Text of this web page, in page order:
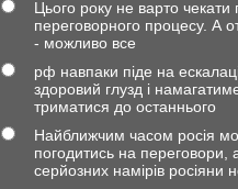
Цього року не варто
переговорного процесу. А
- можливо все
рф навпаки піде на
здоровий глузд і
триматися до останнього
Найближчим часом росія
погодитись на переговори,
серйозних намірів росіяни